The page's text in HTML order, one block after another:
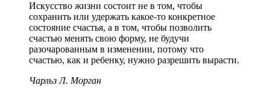
Искусство жизни состоит не в том, чтобы
сохранить или удержать какое-то конкретное
состояние счастья, а в том, чтобы позволить
счастью менять свою форму, не будучи
разочарованным в изменении, потому что
счастью, как и ребенку, нужно разрешить вырасти.
Чарльз Л. Морган